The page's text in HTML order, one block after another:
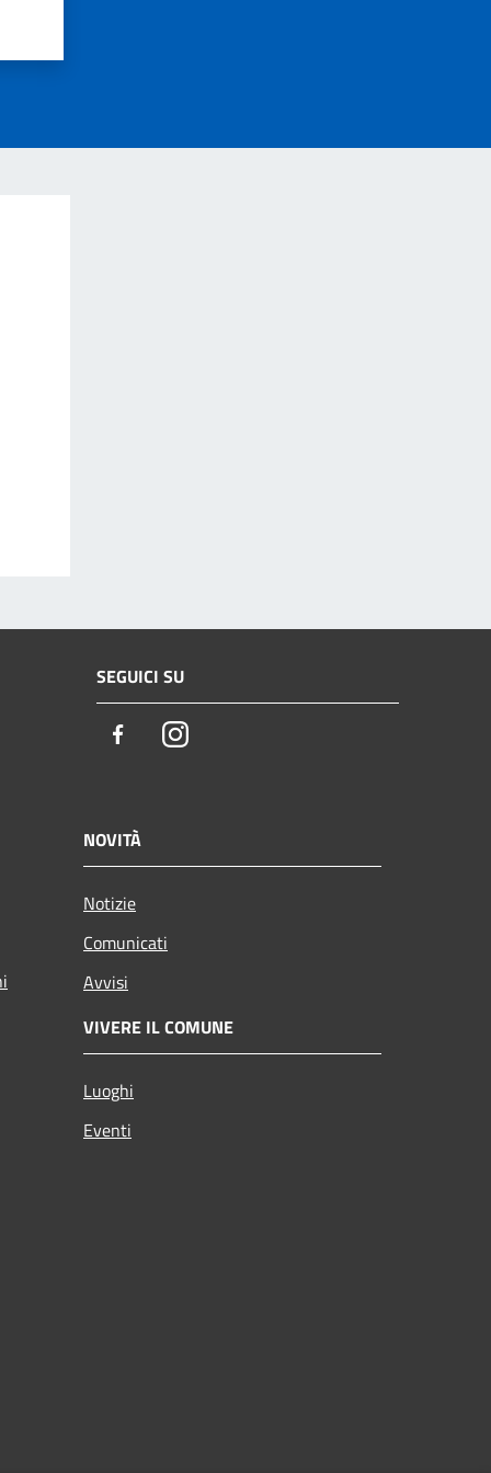
SEGUICI SU
FacebookInstagram
NOVITÀ
Notizie
Comunicati
Avvisi
VIVERE IL COMUNE
Luoghi
Eventi